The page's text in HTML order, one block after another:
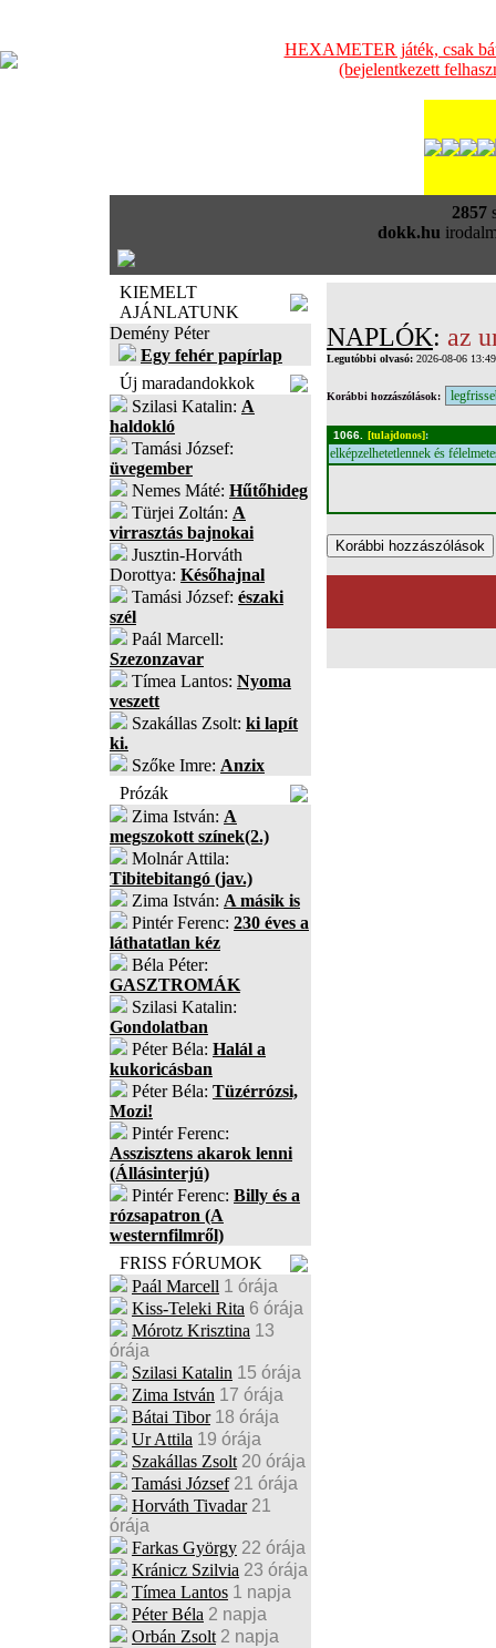
HEXAMETER játék, csak
(bejelentkezett
2857
dokk.hu
KIEMELT
AJÁNLATUNK
Demény Péter
Egy fehér papírlap
Új maradandokkok
Szilasi Katalin: A
haldokló
Tamási József:
üvegember
Nemes Máté: Hűtőhideg
Türjei Zoltán: A
virrasztás bajnokai
Jusztin-Horváth
Dorottya: Későhajnal
Tamási József: északi
szél
Paál Marcell:
Szezonzavar
Tímea Lantos: Nyoma
veszett
Szakállas Zsolt: ki lapít
ki.
Szőke Imre: Anzix
Prózák
Zima István: A
megszokott színek(2.)
Molnár Attila:
Tibitebitangó (jav.)
Zima István: A másik is
Pintér Ferenc: 230 éves a
láthatatlan kéz
Béla Péter:
GASZTROMÁK
Szilasi Katalin:
Gondolatban
Péter Béla: Halál a
kukoricásban
Péter Béla: Tüzérrózsi,
Mozi!
Pintér Ferenc:
Asszisztens akarok lenni
(Állásinterjú)
Pintér Ferenc: Billy és a
rózsapatron (A
westernfilmről)
FRISS FÓRUMOK
Paál Marcell 1 órája
Kiss-Teleki Rita 6 órája
Mórotz Krisztina 13
órája
Szilasi Katalin 15 órája
Zima István 17 órája
Bátai Tibor 18 órája
Ur Attila 19 órája
Szakállas Zsolt 20 órája
Tamási József 21 órája
Horváth Tivadar 21
órája
Farkas György 22 órája
Kránicz Szilvia 23 órája
Tímea Lantos 1 napja
Péter Béla 2 napja
Orbán Zsolt 2 napja
NAPLÓK: az
Legutóbbi olvasó: 2026-08-06
Korábbi hozzászólások:
1066. [tulajdonos]:
elképzelhetetlennek és